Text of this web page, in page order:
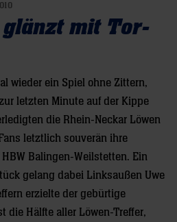
glänzt mit Tor-
wieder ein Spiel ohne Zittern,
letzten Minute auf der Kippe
die Rhein-Neckar Löwen
letztlich souverän ihre
Balingen-Weilstetten. Ein
gelang dabei Linksaußen Uwe
erzielte der gebürtige
die Hälfte aller Löwen-Treffer,